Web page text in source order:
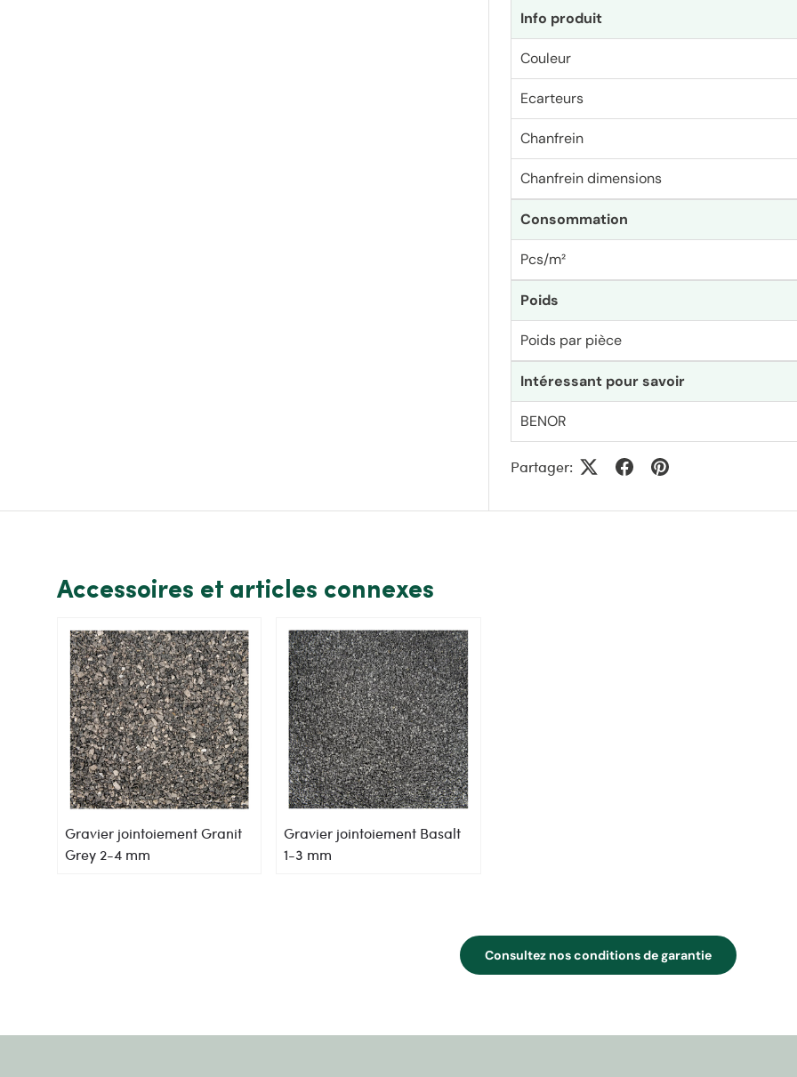
Info produit
Couleur
Ecarteurs
Chanfrein
Chanfrein dimensions
Consommation
Pcs/m²
Poids
Poids par pièce
Intéressant pour savoir
BENOR
Partager:
Accessoires et articles connexes
Gravier jointoiement Granit
Grey 2-4 mm
Gravier jointoiement Basalt
1-3 mm
Consultez nos conditions de garantie